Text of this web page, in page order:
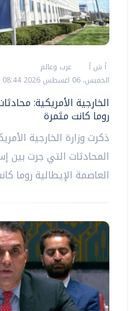
أ ش أ
عرب وعالم
الخميس، 06 اغسطس 2026 08:44 م
الخارجية الأمريكية:
روما كانت مثمرة
ذكرت وزارة الخارجية
المحادثات التي جرت بين
العاصمة الإيطالية روما